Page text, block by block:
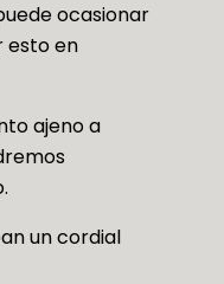
ocasionar
esto en
ajeno a
un cordial